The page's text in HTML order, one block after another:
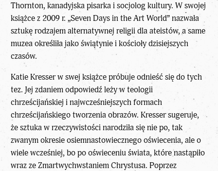
Thornton, kanadyjska pisarka i socjolog kultury. W swojej
książce z 2009 r. „Seven Days in the Art World” nazwała
sztukę rodzajem alternatywnej religii dla ateistów, a same
muzea określiła jako świątynie i kościoły dzisiejszych
czasów.
Katie Kresser w swej książce próbuje odnieść się do tych
tez. Jej zdaniem odpowiedź leży w teologii
chrześcijańskiej i najwcześniejszych formach
chrześcijańskiego tworzenia obrazów. Kresser sugeruje,
że sztuka w rzeczywistości narodziła się nie po, tak
zwanym okresie osiemnastowiecznego oświecenia, ale o
wiele wcześniej, bo po oświeceniu świata, które nastąpiło
wraz ze Zmartwychwstaniem Chrystusa. Poprzez